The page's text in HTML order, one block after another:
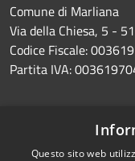
Comune di Marliana
Via della Chiesa, 5 -
Codice Fiscale:
Partita IVA:
PEC:
Centralino Unico: +39
Questo sito web